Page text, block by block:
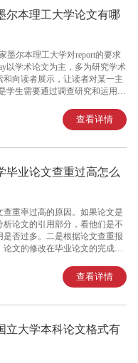
程。写英文论文时，将会有一
们不需要自己再SCI论文翻译
常细，而且中英文对照写的比
尔本理工大学论文有哪
墨尔本理工大学对report的要求
以学术论文为主，多为研究学术
向读者展示，让读者对某一主
学生需要通过调查研究和运用相
查看详情
毕业论文查重过高怎么
重率过高的原因。如果论文是
论文的引用部分，看他们是不
否过多。二是根据论文查重报
文的修改在毕业论文的完成中
结束后，如果重复率过高，就
部分用红色显示，需要修改!根
修改和重新查重，为了提高工
，要分析每个查重系统的具
查看详情
立大学本科论文格式有